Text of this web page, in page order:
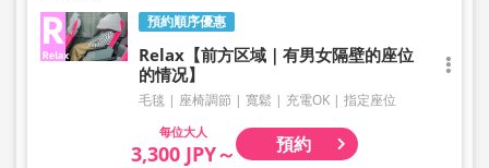
預約順序優惠
Relax【前方区域｜有男女隔壁的座位
的情况】
毛毯 座椅調節 寬鬆 充電OK 指定座位
大人
3,300 JPY～ 預約